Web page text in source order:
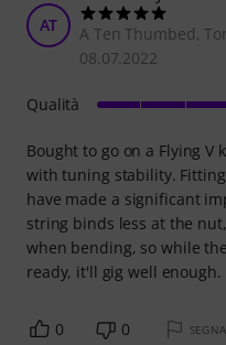
AT
A Ten Thumbed,
08.07.2022
Bought to go on a Flying
with tuning stability.
have made a significant
string binds less at the
when bending, so while
ready, it'll gig well enough.
Qualità
0 0